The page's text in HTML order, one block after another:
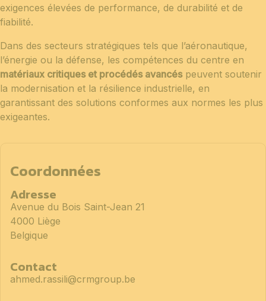
exigences élevées de performance, de durabilité et de
fiabilité.
Dans des secteurs stratégiques tels que l’aéronautique,
l’énergie ou la défense, les compétences du centre en
matériaux critiques et procédés avancéspeuvent soutenir
la modernisation et la résilience industrielle, en
garantissant des solutions conformes aux normes les plus
exigeantes.
Coordonnées
Adresse
Avenue du Bois Saint-Jean 21
4000 Liège
Belgique
Contact
ahmed.rassili@crmgroup.be